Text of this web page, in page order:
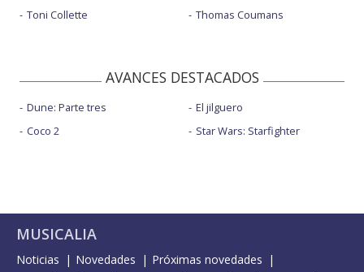
Toni Collette
Thomas Coumans
AVANCES DESTACADOS
Dune: Parte tres
Coco 2
El jilguero
Star Wars: Starfighter
MUSICALIA
Noticias Novedades
Próximas novedades